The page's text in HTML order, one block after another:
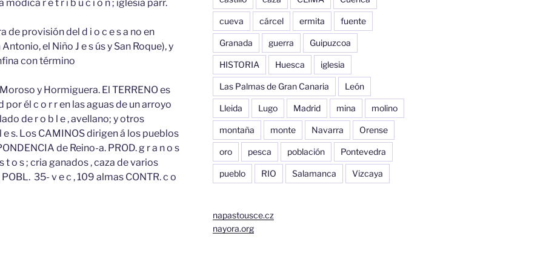
módica r e t r i b u c i ó n ; iglesia parr.
de provisión del d i o c e s a no en
el Niño J e s ús y San Roque), y
con término
y Hormiguera. El TERRENO es
él c o r r en las aguas de un arroyo
de r o b l e , avellano; y otros
l e s. Los CAMINOS dirigen á los pueblos
de Reino-a. PROD. g r a n o s
t o s ; cria ganados , caza de varios
35- v e c , 109 almas CONTR. c o
cueva cárcel ermita fuente
Granada guerra Guipuzcoa
HISTORIA Huesca iglesia
Las Palmas de Gran Canaria León
Lleida Lugo Madrid mina molino
montaña monte Navarra Orense
oro pesca población Pontevedra
pueblo RIO Salamanca Vizcaya
napastousce.cz
nayora.org